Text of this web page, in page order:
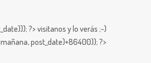
?>visitanos y lo verás ;-)
mañana,post_date)+86400)); ?>